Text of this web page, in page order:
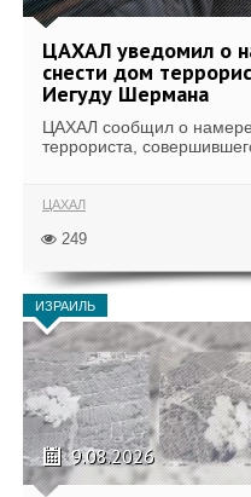
ЦАХАЛ уведомил о
снести дом
Иегуду Шермана
ЦАХАЛ сообщил о
террориста, совершившего
ЦАХАЛ
249
ИЗРАИЛЬ
9.08.2026